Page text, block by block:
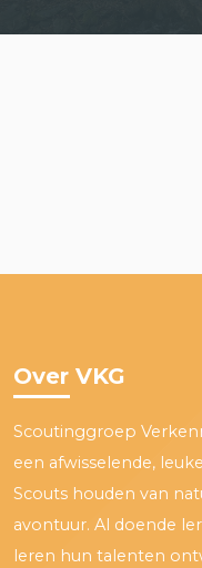
Over VKG
Scoutinggroep
een afwisselende,
Scouts houden van
avontuur. Al doende
leren hun talenten